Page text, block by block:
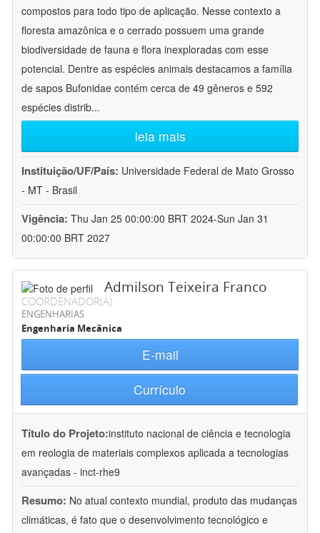
compostos para todo tipo de aplicação. Nesse contexto a
floresta amazônica e o cerrado possuem uma grande
biodiversidade de fauna e flora inexploradas com esse
potencial. Dentre as espécies animais destacamos a família
de sapos Bufonidae contém cerca de 49 gêneros e 592
espécies distrib...
leia mais
Instituição/UF/País: Universidade Federal de Mato Grosso
- MT - Brasil
Vigência: Thu Jan 25 00:00:00 BRT 2024-Sun Jan 31
00:00:00 BRT 2027
Admilson Teixeira Franco
COORDENADOR(A)
ENGENHARIAS
Engenharia Mecânica
E-mail
Currículo
Título do Projeto:instituto nacional de ciência e tecnologia
em reologia de materiais complexos aplicada a tecnologias
avançadas - inct-rhe9
Resumo: No atual contexto mundial, produto das mudanças
climáticas, é fato que o desenvolvimento tecnológico e